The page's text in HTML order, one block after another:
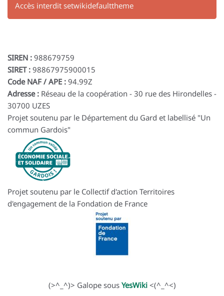
Accès interdit setwikidefaulttheme
SIREN : 988679759
SIRET : 98867975900015
Code NAF / APE : 94.99Z
Adresse : Réseau de la coopération - 30 rue des Hirondelles -
30700 UZES
Projet soutenu par le Département du Gard et labellisé "Un
commun Gardois"
Projet soutenu par le Collectif d'action Territoires
d'engagement de la Fondation de France
(>^_^)> Galope sous YesWiki<(^_^<)